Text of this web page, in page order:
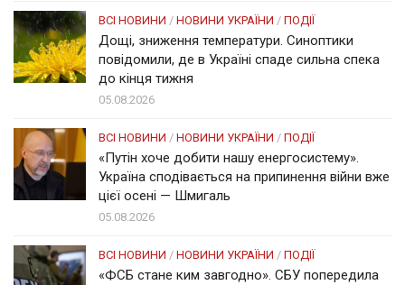
ВСІ НОВИНИ / НОВИНИ УКРАЇНИ / ПОДІЇ
Дощі, зниження температури. Синоптики
повідомили, де в Україні спаде сильна спека
до кінця тижня
05.08.2026
ВСІ НОВИНИ / НОВИНИ УКРАЇНИ / ПОДІЇ
«Путін хоче добити нашу енергосистему».
Україна сподівається на припинення війни вже
цієї осені — Шмигаль
05.08.2026
ВСІ НОВИНИ / НОВИНИ УКРАЇНИ / ПОДІЇ
«ФСБ стане ким завгодно». СБУ попередила